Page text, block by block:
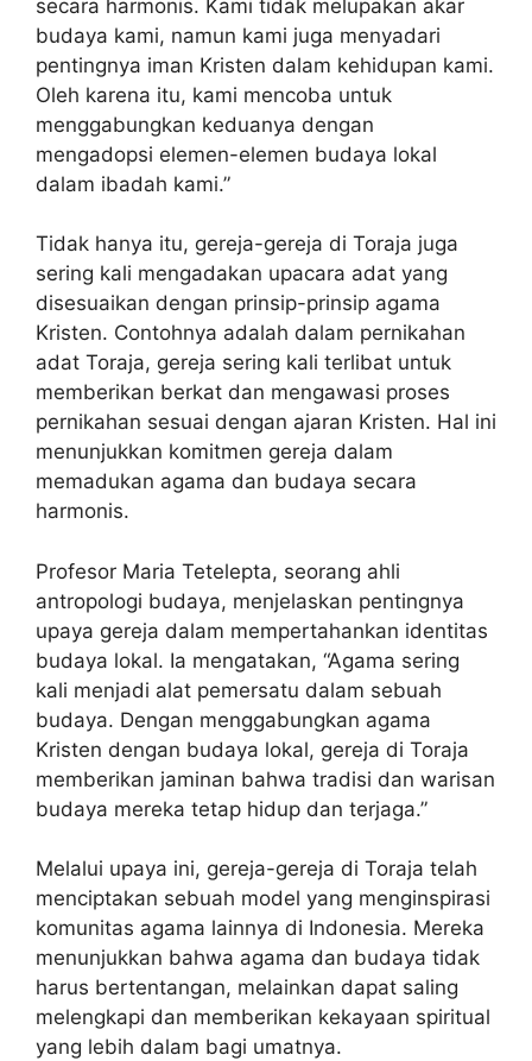
secara harmonis. Kami tidak melupakan akar
budaya kami, namun kami juga menyadari
pentingnya iman Kristen dalam kehidupan kami.
Oleh karena itu, kami mencoba untuk
menggabungkan keduanya dengan
mengadopsi elemen-elemen budaya lokal
dalam ibadah kami.”
Tidak hanya itu, gereja-gereja di Toraja juga
sering kali mengadakan upacara adat yang
disesuaikan dengan prinsip-prinsip agama
Kristen. Contohnya adalah dalam pernikahan
adat Toraja, gereja sering kali terlibat untuk
memberikan berkat dan mengawasi proses
pernikahan sesuai dengan ajaran Kristen. Hal ini
menunjukkan komitmen gereja dalam
memadukan agama dan budaya secara
harmonis.
Profesor Maria Tetelepta, seorang ahli
antropologi budaya, menjelaskan pentingnya
upaya gereja dalam mempertahankan identitas
budaya lokal. Ia mengatakan, “Agama sering
kali menjadi alat pemersatu dalam sebuah
budaya. Dengan menggabungkan agama
Kristen dengan budaya lokal, gereja di Toraja
memberikan jaminan bahwa tradisi dan warisan
budaya mereka tetap hidup dan terjaga.”
Melalui upaya ini, gereja-gereja di Toraja telah
menciptakan sebuah model yang menginspirasi
komunitas agama lainnya di Indonesia. Mereka
menunjukkan bahwa agama dan budaya tidak
harus bertentangan, melainkan dapat saling
melengkapi dan memberikan kekayaan spiritual
yang lebih dalam bagi umatnya.